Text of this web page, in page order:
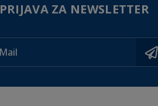
PRIJAVA ZA NEWSLETTER